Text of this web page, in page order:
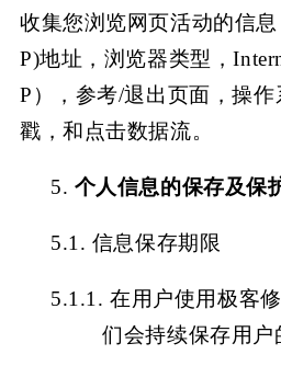
收集您浏览网页活动的信
P)地址，浏览器类型，
P），参考/退出页面，操作
戳，和点击数据流。
5. 个人信息的保存及保
5.1. 信息保存期限
5.1.1. 在用户使用极客
们会持续保存用户